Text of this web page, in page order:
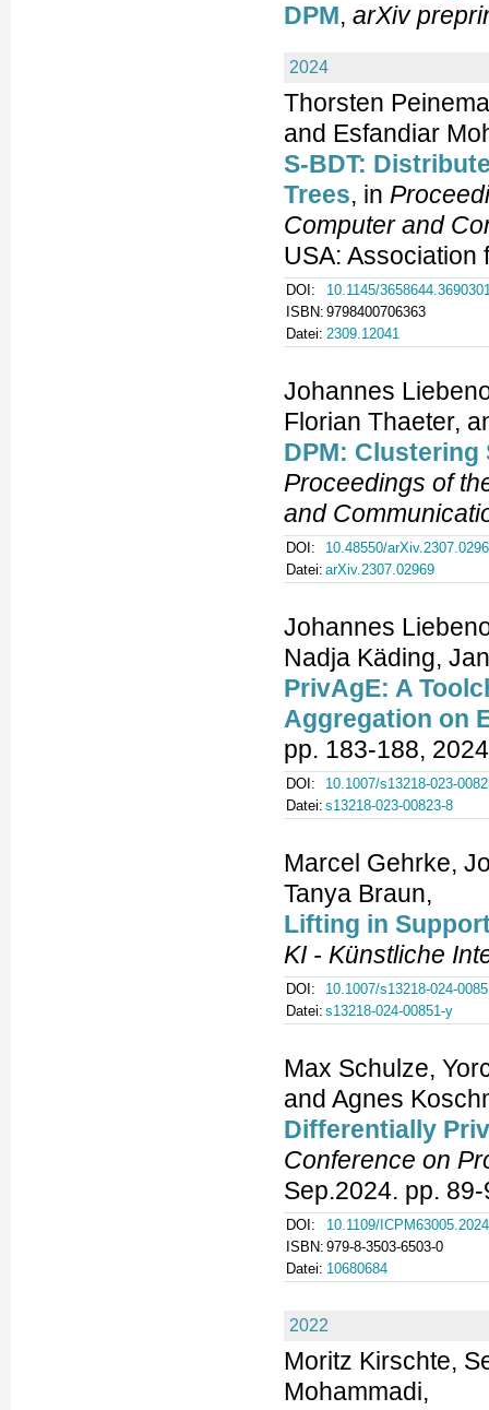
DPM, arXiv
2024
Thorsten
and Esfandiar
S-BDT:
Trees, in
Computer and
USA: Association
DOI:
10.1145/
ISBN: 9798400706363
Datei: 2309.12041
Johannes
Florian Thaeter,
DPM:
Proceedings of
and
DOI:
10.48550/
Datei: arXiv.2307.02969
Johannes
Nadja Käding,
PrivAgE: A
Aggregation on
pp. 183-188,
DOI:
10.1007/s13218-023-
Datei: s13218-023-00823-8
Marcel Gehrke,
Tanya Braun,
Lifting in
KI - Künstliche
DOI:
10.1007/s13218-024-
Datei: s13218-024-00851-y
Max Schulze,
and Agnes
Differentially
Conference on
Sep.2024. pp.
DOI:
10.1109/
ISBN: 979-8-3503-6503-0
Datei: 10680684
2022
Moritz Kirschte,
Mohammadi,